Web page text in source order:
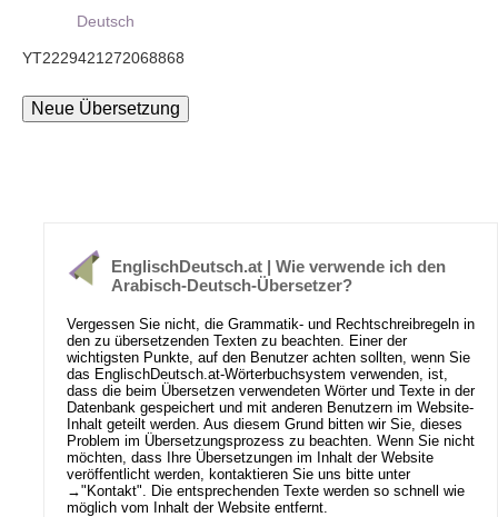
Deutsch
YT2229421272068868
EnglischDeutsch.at | Wie verwende ich den
Arabisch-Deutsch-Übersetzer?
Vergessen Sie nicht, die Grammatik- und Rechtschreibregeln in
den zu übersetzenden Texten zu beachten. Einer der
wichtigsten Punkte, auf den Benutzer achten sollten, wenn Sie
das EnglischDeutsch.at-Wörterbuchsystem verwenden, ist,
dass die beim Übersetzen verwendeten Wörter und Texte in der
Datenbank gespeichert und mit anderen Benutzern im Website-
Inhalt geteilt werden. Aus diesem Grund bitten wir Sie, dieses
Problem im Übersetzungsprozess zu beachten. Wenn Sie nicht
möchten, dass Ihre Übersetzungen im Inhalt der Website
veröffentlicht werden, kontaktieren Sie uns bitte unter
→"Kontakt" . Die entsprechenden Texte werden so schnell wie
möglich vom Inhalt der Website entfernt.